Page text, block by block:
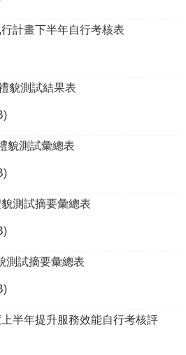
計畫下半年自行考核表
貌測試結果表
貌測試彙總表
測試摘要彙總表
測試摘要彙總表
半年提升服務效能自行考核評